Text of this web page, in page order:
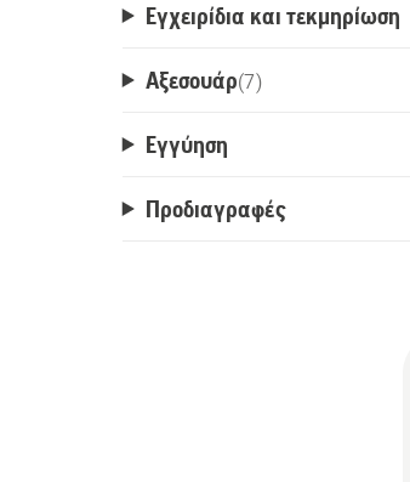
Εγχειρίδια και τεκμηρίωση
Αξεσουάρ(7)
Εγγύηση
Προδιαγραφές